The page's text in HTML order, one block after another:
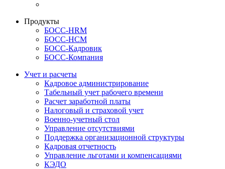
Продукты
БОСС-HRM
БОСС-HCM
БОСС-Кадровик
БОСС-Компания
Учет и расчеты
Кадровое администрирование
Табельный учет рабочего времени
Расчет заработной платы
Налоговый и страховой учет
Военно-учетный стол
Управление отсутствиями
Поддержка организационной структуры
Кадровая отчетность
Управление льготами и компенсациями
КЭДО